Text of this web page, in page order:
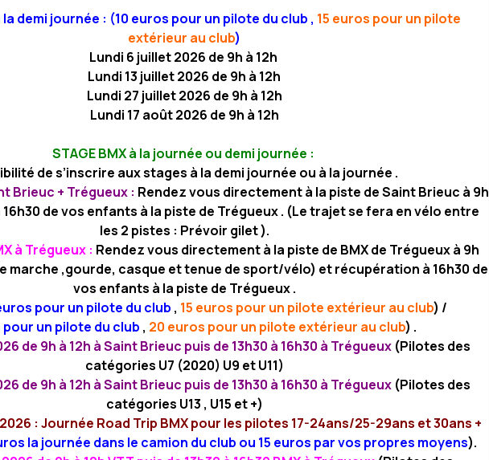
la demi journée : (10 euros pour un pilote du club , 15 euros pour un pilote
extérieur au club)
Lundi 6 juillet 2026 de 9h à 12h
Lundi 13 juillet 2026 de 9h à 12h
Lundi 27 juillet 2026 de 9h à 12h
Lundi 17 août 2026 de 9h à 12h
STAGE BMX à la journée ou demi journée :
de s’inscrire aux stages à la demi journée ou à la journée .
Brieuc + Trégueux : Rendez vous directement à la piste de Saint Brieuc à 9h
de vos enfants à la piste de Trégueux . (Le trajet se fera en vélo entre
les 2 pistes : Prévoir gilet ).
à Trégueux : Rendez vous directement à la piste de BMX de Trégueux à 9h
marche ,gourde, casque et tenue de sport/vélo) et récupération à 16h30 de
vos enfants à la piste de Trégueux .
pour un pilote du club , 15 euros pour un pilote extérieur au club) /
pour un pilote du club , 20 euros pour un pilote extérieur au club) .
de 9h à 12h à Saint Brieuc puis de 13h30 à 16h30 à Trégueux(Pilotes des
catégories U7 (2020) U9 et U11)
de 9h à 12h à Saint Brieuc puis de 13h30 à 16h30 à Trégueux (Pilotes des
catégories U13 , U15 et +)
: Journée Road Trip BMX pour les pilotes 17-24ans/25-29ans et 30ans +
la journée dans le camion du club ou 15 euros par vos propres moyens).